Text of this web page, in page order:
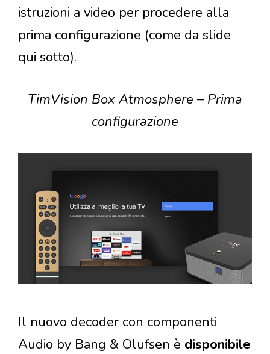
istruzioni a video per procedere alla
prima configurazione (come da slide
qui sotto).
TimVision Box Atmosphere – Prima
configurazione
Il nuovo decoder con componenti
Audio by Bang & Olufsen è disponibile